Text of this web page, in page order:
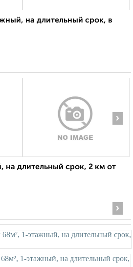
на длительный срок, в
›
на длительный срок, 2 км от
›